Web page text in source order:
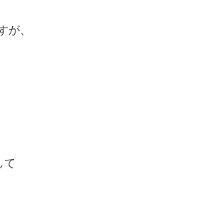
が、
て